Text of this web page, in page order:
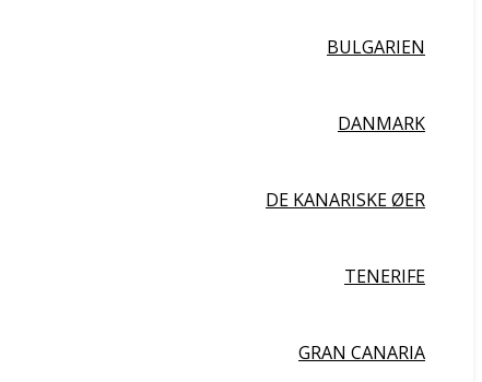
BULGARIEN
DANMARK
DE KANARISKE ØER
TENERIFE
GRAN CANARIA